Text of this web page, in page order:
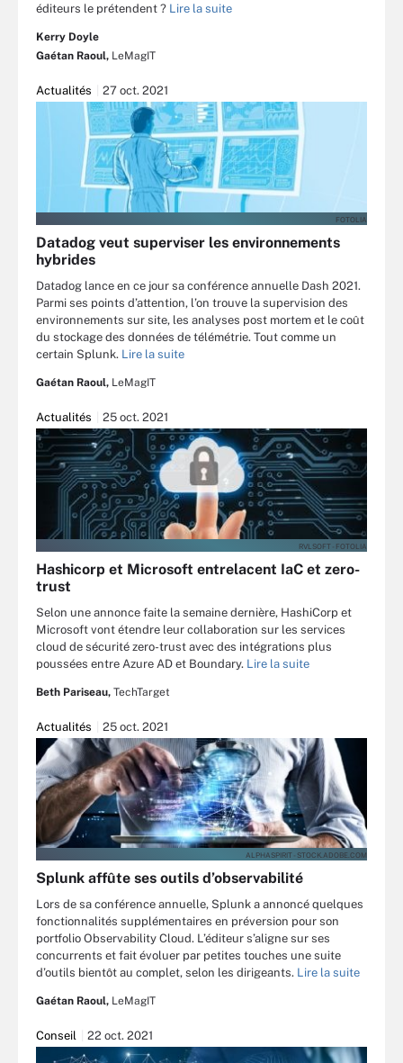
éditeurs le prétendent ? Lire la suite
Kerry Doyle
Gaétan Raoul, LeMagIT
Actualités 27 oct. 2021
FOTOLIA
Datadog veut superviser les environnements
hybrides
Datadog lance en ce jour sa conférence annuelle Dash 2021.
Parmi ses points d’attention, l’on trouve la supervision des
environnements sur site, les analyses post mortem et le coût
du stockage des données de télémétrie. Tout comme un
certain Splunk. Lire la suite
Gaétan Raoul, LeMagIT
Actualités 25 oct. 2021
RVLSOFT - FOTOLIA
Hashicorp et Microsoft entrelacent IaC et zero-
trust
Selon une annonce faite la semaine dernière, HashiCorp et
Microsoft vont étendre leur collaboration sur les services
cloud de sécurité zero-trust avec des intégrations plus
poussées entre Azure AD et Boundary. Lire la suite
Beth Pariseau, TechTarget
Actualités 25 oct. 2021
ALPHASPIRIT - STOCK.ADOBE.COM
Splunk affûte ses outils d’observabilité
Lors de sa conférence annuelle, Splunk a annoncé quelques
fonctionnalités supplémentaires en préversion pour son
portfolio Observability Cloud. L’éditeur s’aligne sur ses
concurrents et fait évoluer par petites touches une suite
d’outils bientôt au complet, selon les dirigeants. Lire la suite
Gaétan Raoul, LeMagIT
Conseil 22 oct. 2021